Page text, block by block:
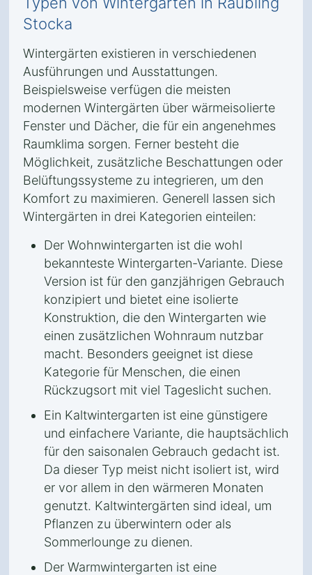
Stocka
Wintergärten existieren in verschiedenen
Ausführungen und Ausstattungen.
Beispielsweise verfügen die meisten
modernen Wintergärten über wärmeisolierte
Fenster und Dächer, die für ein angenehmes
Raumklima sorgen. Ferner besteht die
Möglichkeit, zusätzliche Beschattungen oder
Belüftungssysteme zu integrieren, um den
Komfort zu maximieren. Generell lassen sich
Wintergärten in drei Kategorien einteilen:
Der Wohnwintergarten ist die wohl
bekannteste Wintergarten-Variante. Diese
Version ist für den ganzjährigen Gebrauch
konzipiert und bietet eine isolierte
Konstruktion, die den Wintergarten wie
einen zusätzlichen Wohnraum nutzbar
macht. Besonders geeignet ist diese
Kategorie für Menschen, die einen
Rückzugsort mit viel Tageslicht suchen.
Ein Kaltwintergarten ist eine günstigere
und einfachere Variante, die hauptsächlich
für den saisonalen Gebrauch gedacht ist.
Da dieser Typ meist nicht isoliert ist, wird
er vor allem in den wärmeren Monaten
genutzt. Kaltwintergärten sind ideal, um
Pflanzen zu überwintern oder als
Sommerlounge zu dienen.
Der Warmwintergarten ist eine